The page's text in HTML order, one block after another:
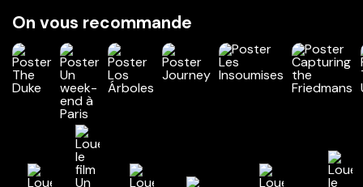
On vous recommande